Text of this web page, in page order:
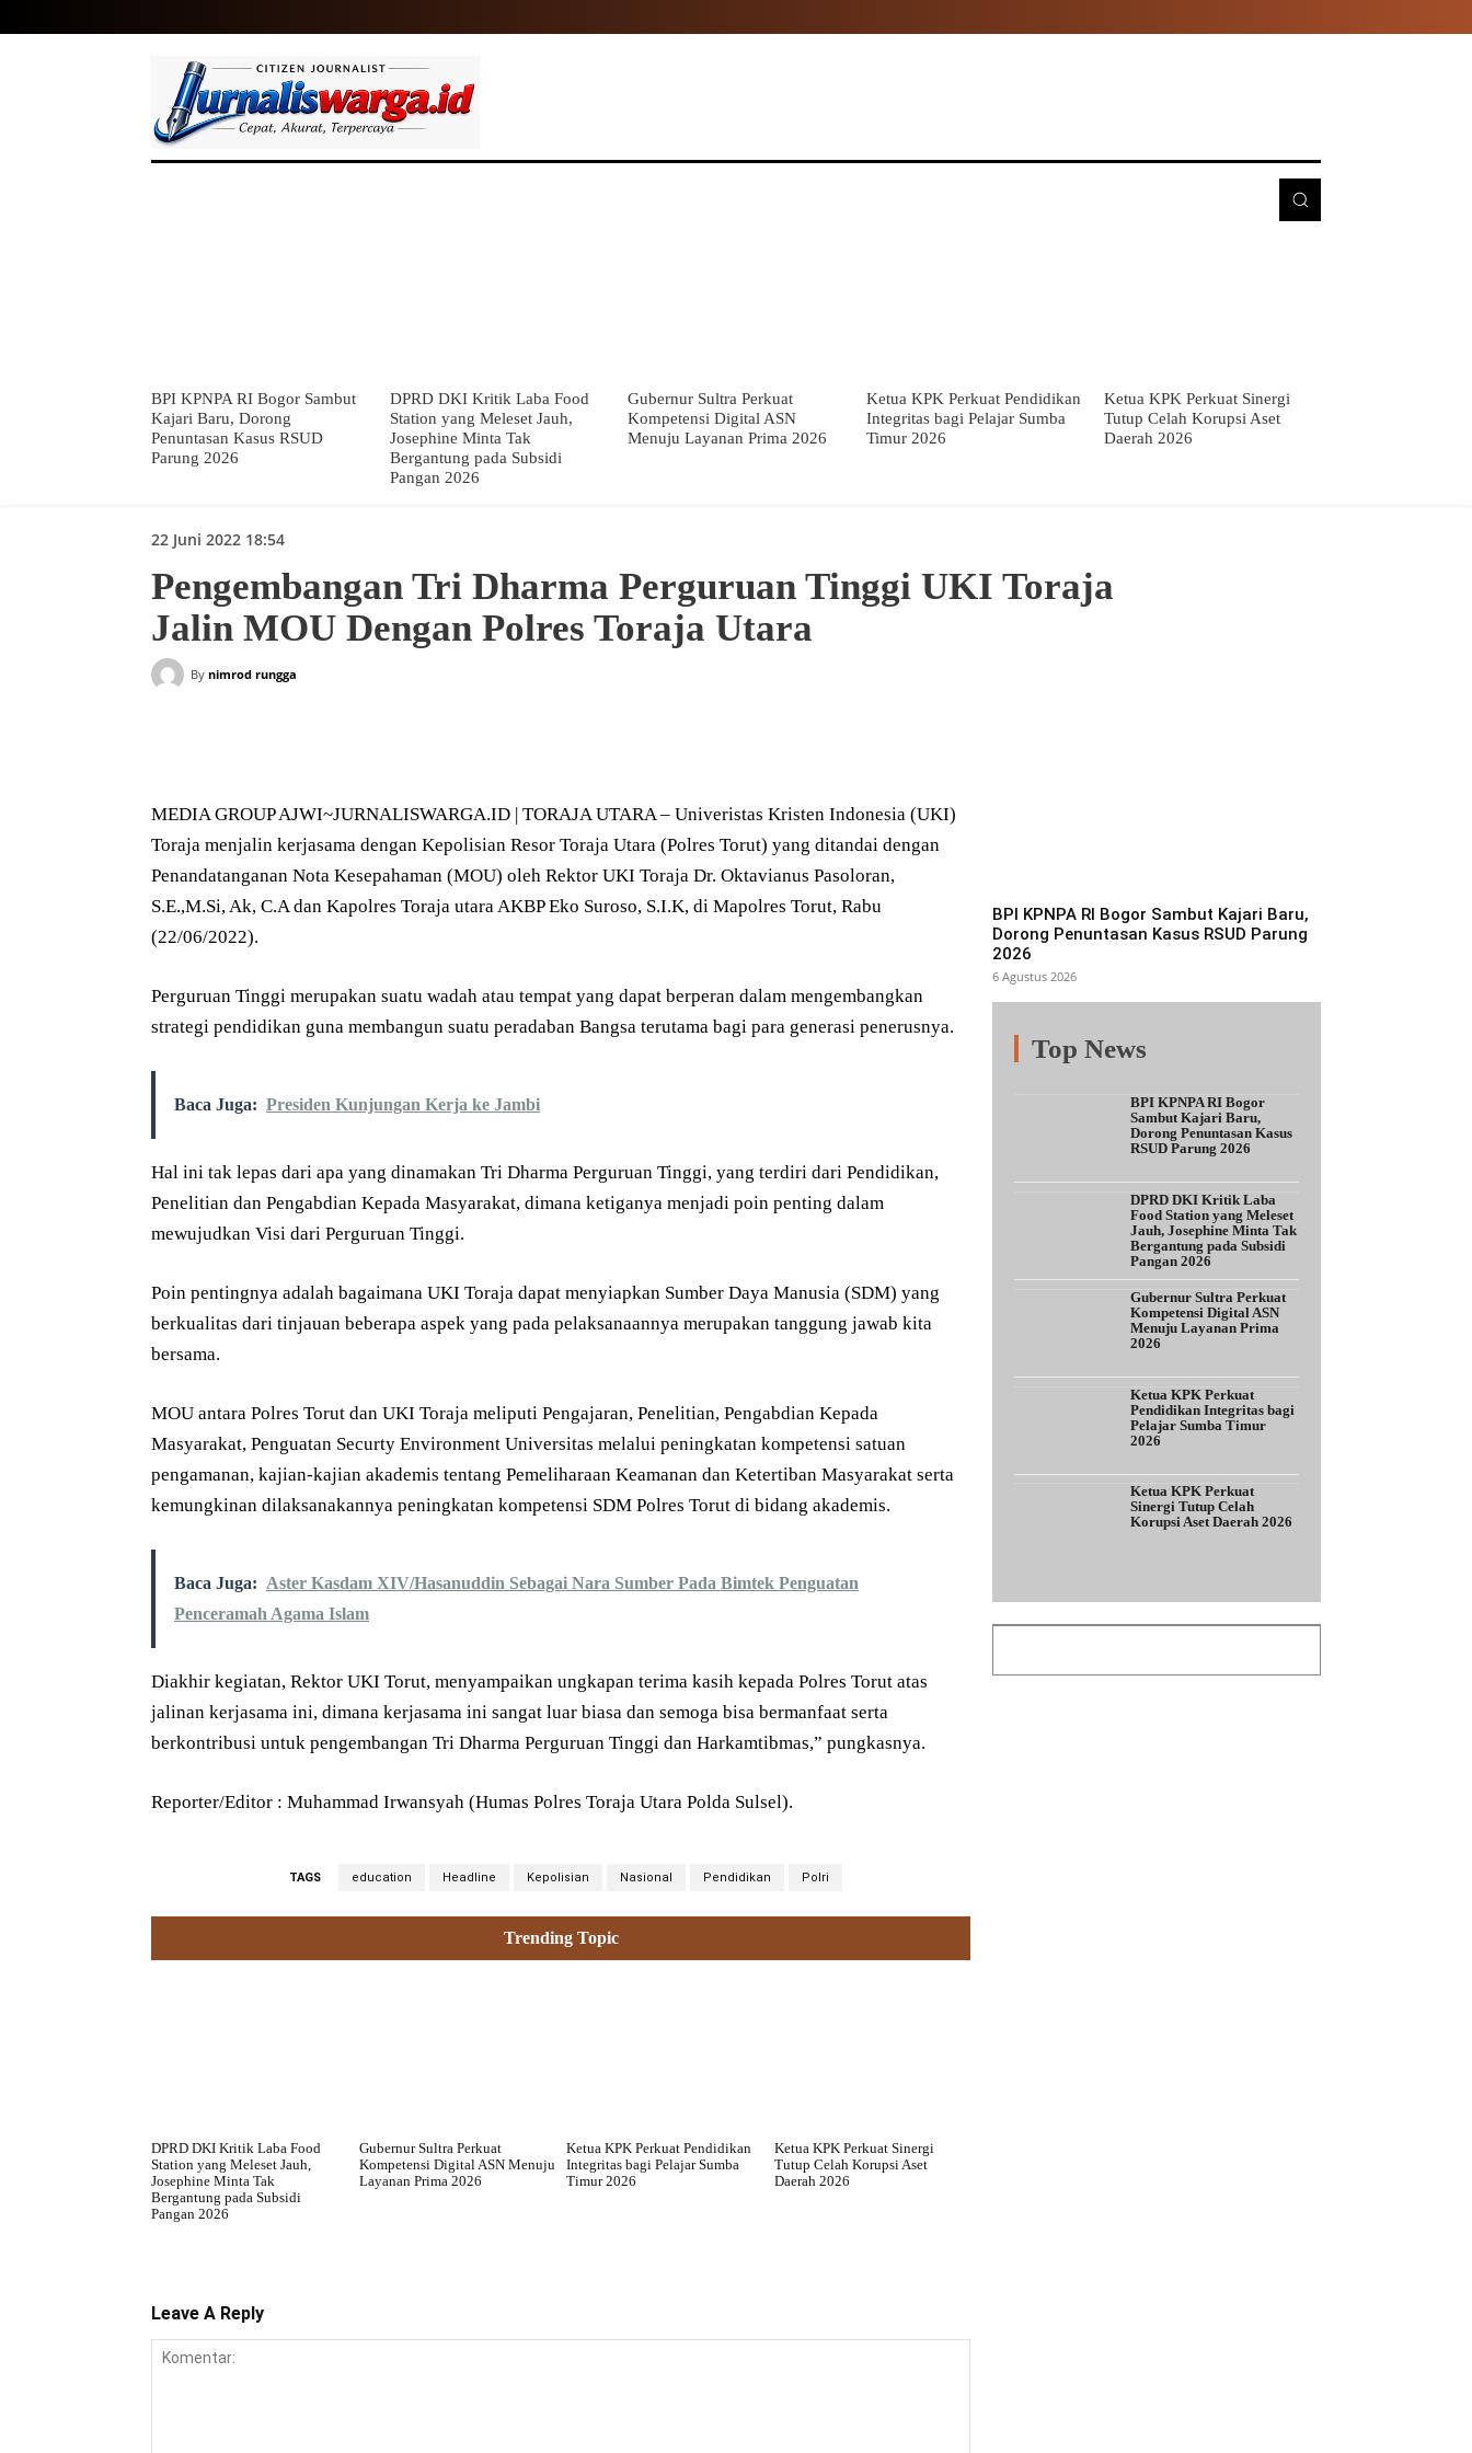
BPI KPNPA RI Bogor Sambut
Kajari Baru, Dorong
Penuntasan Kasus RSUD
Parung 2026
DPRD DKI Kritik Laba Food
Station yang Meleset Jauh,
Josephine Minta Tak
Bergantung pada Subsidi
Pangan 2026
Gubernur Sultra Perkuat
Kompetensi Digital ASN
Menuju Layanan Prima 2026
Ketua KPK Perkuat Pendidikan
Integritas bagi Pelajar Sumba
Timur 2026
Ketua KPK Perkuat Sinergi
Tutup Celah Korupsi Aset
Daerah 2026
22 Juni 2022 18:54
Pengembangan Tri Dharma Perguruan Tinggi UKI Toraja
Jalin MOU Dengan Polres Toraja Utara
By nimrod rungga
MEDIA GROUP AJWI~JURNALISWARGA.ID | TORAJA UTARA – Univeristas Kristen Indonesia (UKI)
Toraja menjalin kerjasama dengan Kepolisian Resor Toraja Utara (Polres Torut) yang ditandai dengan
Penandatanganan Nota Kesepahaman (MOU) oleh Rektor UKI Toraja Dr. Oktavianus Pasoloran,
S.E.,M.Si, Ak, C.A dan Kapolres Toraja utara AKBP Eko Suroso, S.I.K, di Mapolres Torut, Rabu
(22/06/2022).
Perguruan Tinggi merupakan suatu wadah atau tempat yang dapat berperan dalam mengembangkan
strategi pendidikan guna membangun suatu peradaban Bangsa terutama bagi para generasi penerusnya.
Baca Juga: Presiden Kunjungan Kerja ke Jambi
Hal ini tak lepas dari apa yang dinamakan Tri Dharma Perguruan Tinggi, yang terdiri dari Pendidikan,
Penelitian dan Pengabdian Kepada Masyarakat, dimana ketiganya menjadi poin penting dalam
mewujudkan Visi dari Perguruan Tinggi.
Poin pentingnya adalah bagaimana UKI Toraja dapat menyiapkan Sumber Daya Manusia (SDM) yang
berkualitas dari tinjauan beberapa aspek yang pada pelaksanaannya merupakan tanggung jawab kita
bersama.
MOU antara Polres Torut dan UKI Toraja meliputi Pengajaran, Penelitian, Pengabdian Kepada
Masyarakat, Penguatan Securty Environment Universitas melalui peningkatan kompetensi satuan
pengamanan, kajian-kajian akademis tentang Pemeliharaan Keamanan dan Ketertiban Masyarakat serta
kemungkinan dilaksanakannya peningkatan kompetensi SDM Polres Torut di bidang akademis.
Baca Juga: Aster Kasdam XIV/Hasanuddin Sebagai Nara Sumber Pada Bimtek Penguatan
Penceramah Agama Islam
Diakhir kegiatan, Rektor UKI Torut, menyampaikan ungkapan terima kasih kepada Polres Torut atas
jalinan kerjasama ini, dimana kerjasama ini sangat luar biasa dan semoga bisa bermanfaat serta
berkontribusi untuk pengembangan Tri Dharma Perguruan Tinggi dan Harkamtibmas,” pungkasnya.
Reporter/Editor : Muhammad Irwansyah (Humas Polres Toraja Utara Polda Sulsel).
TAGS education Headline Kepolisian Nasional Pendidikan Polri
Trending Topic
DPRD DKI Kritik Laba Food
Station yang Meleset Jauh,
Josephine Minta Tak
Bergantung pada Subsidi
Pangan 2026
Gubernur Sultra Perkuat
Kompetensi Digital ASN Menuju
Layanan Prima 2026
Ketua KPK Perkuat Pendidikan
Integritas bagi Pelajar Sumba
Timur 2026
Ketua KPK Perkuat Sinergi
Tutup Celah Korupsi Aset
Daerah 2026
Leave A Reply
BPI KPNPA RI Bogor Sambut Kajari Baru,
Dorong Penuntasan Kasus RSUD Parung
2026
6 Agustus 2026
Top News
Fitur Populer
BPI KPNPA RI Bogor
Sambut Kajari Baru,
Dorong Penuntasan Kasus
RSUD Parung 2026
DPRD DKI Kritik Laba
Food Station yang Meleset
Jauh, Josephine Minta Tak
Bergantung pada Subsidi
Pangan 2026
Gubernur Sultra Perkuat
Kompetensi Digital ASN
Menuju Layanan Prima
2026
Ketua KPK Perkuat
Pendidikan Integritas bagi
Pelajar Sumba Timur
2026
Ketua KPK Perkuat
Sinergi Tutup Celah
Korupsi Aset Daerah 2026